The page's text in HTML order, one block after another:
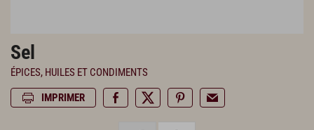
Sel
ÉPICES, HUILES ET CONDIMENTS
IMPRIMER